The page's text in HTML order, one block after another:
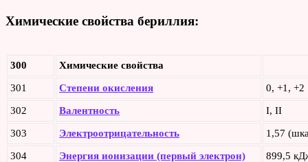
Химические свойства бериллия:
300 Химические свойства
301 Степени окисления 0, +1, +2
302 Валентность I, II
303 Электроотрицательность 1,57
304 Энергия ионизации (первый электрон) 899,5